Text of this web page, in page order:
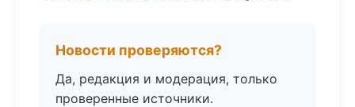
Новости проверяются?
Да, редакция и модерация, только
проверенные источники.